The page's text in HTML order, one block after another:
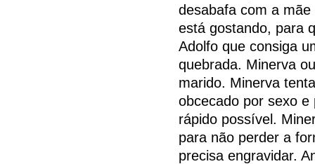
desabafa com a
está gostando, para
Adolfo que consiga
quebrada. Minerva
marido. Minerva
obcecado por sexo
rápido possível.
para não perder a
precisa engravidar.